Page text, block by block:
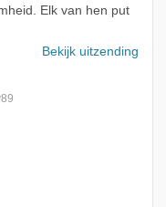
Elk van hen put
Bekijk uitzending